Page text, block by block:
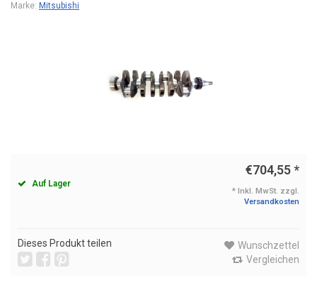
Marke: Mitsubishi
Auf Lager
€704,55*
* Inkl. MwSt. zzgl.
Versandkosten
Dieses Produkt teilen
Wunschzettel
Vergleichen